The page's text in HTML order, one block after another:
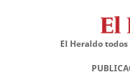
El Heraldo